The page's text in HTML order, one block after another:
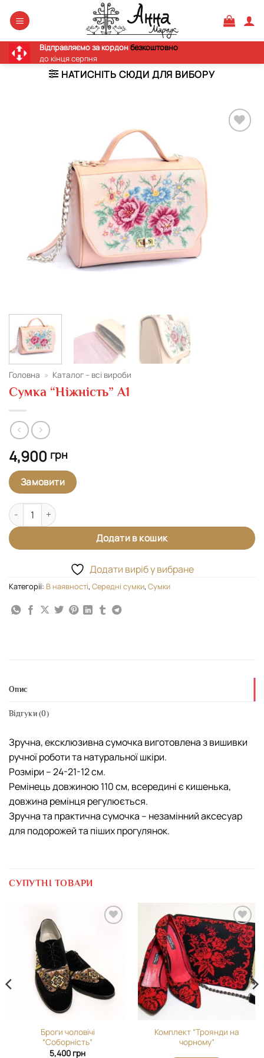
Відправляємо за кордонбезкоштовно
до кінця серпня
НАТИСНІТЬ СЮДИ ДЛЯ ВИБОРУ
Головна » Каталог – всі вироби
Сумка “Ніжність” А1
4,900 грн
Замовити
Сумка "Ніжність" А1 кількість
Додати в кошик
Додати виріб у вибране
Категорії: В наявності, Середні сумки, Сумки
Опис
Відгуки (0)
Зручна, ексклюзивна сумочка виготовлена з вишивки
ручної роботи та натуральної шкіри.
Розміри – 24-21-12 см.
Ремінець довжиною 110 см, всередині є кишенька,
довжина ремінця регулюється.
Зручна та практична сумочка – незамінний аксесуар
для подорожей та піших прогулянок.
СУПУТНІ ТОВАРИ
Броги чоловічі
“Соборність”
5,400 грн
Додати
виріб у
вибране
Комплект “Троянди на
чорному”